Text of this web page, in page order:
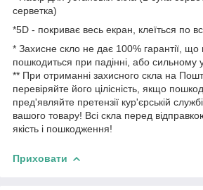
серветка)
*5D - покриває весь екран, клеїться по
* Захисне скло не дає 100% гарантії,
пошкодиться при падінні, або сильному
** При отриманні захисного скла на
перевіряйте його цілісність, якщо
пред'являйте претензії кур'єрській
вашого товару! Всі скла перед
якість і пошкодження!
Приховати